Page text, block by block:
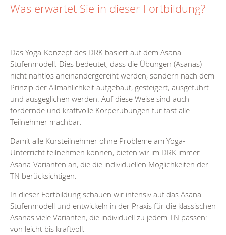
Was erwartet Sie in dieser Fortbildung?
Das Yoga-Konzept des DRK basiert auf dem Asana-
Stufenmodell. Dies bedeutet, dass die Übungen (Asanas)
nicht nahtlos aneinandergereiht werden, sondern nach dem
Prinzip der Allmählichkeit aufgebaut, gesteigert, ausgeführt
und ausgeglichen werden. Auf diese Weise sind auch
fordernde und kraftvolle Körperübungen für fast alle
Teilnehmer machbar.
Damit alle Kursteilnehmer ohne Probleme am Yoga-
Unterricht teilnehmen können, bieten wir im DRK immer
Asana-Varianten an, die die individuellen Möglichkeiten der
TN berücksichtigen.
In dieser Fortbildung schauen wir intensiv auf das Asana-
Stufenmodell und entwickeln in der Praxis für die klassischen
Asanas viele Varianten, die individuell zu jedem TN passen:
von leicht bis kraftvoll.